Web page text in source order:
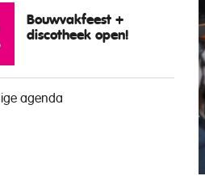
Bouwvakfeest +
discotheek open!
agenda